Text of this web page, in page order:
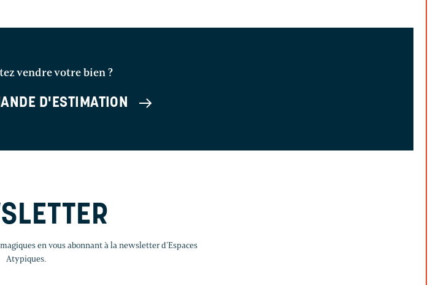
vendre votre bien ?
D'ESTIMATION
en vous abonnant à la newsletter d’Espaces
Atypiques.